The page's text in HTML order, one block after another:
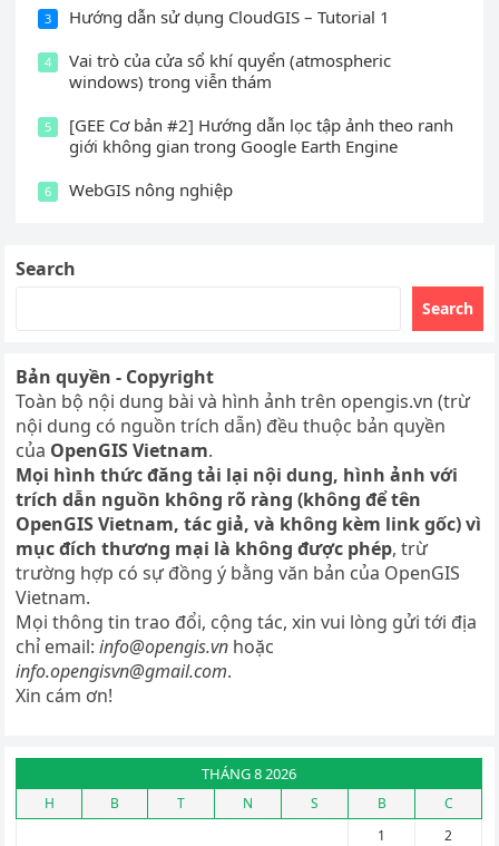
3 Hướng dẫn sử dụng CloudGIS – Tutorial 1
4
Vai trò của cửa sổ khí quyển (atmospheric
windows) trong viễn thám
5
[GEE Cơ bản #2] Hướng dẫn lọc tập ảnh theo ranh
giới không gian trong Google Earth Engine
6 WebGIS nông nghiệp
Search
Search
Bản quyền - Copyright
Toàn bộ nội dung bài và hình ảnh trên opengis.vn (trừ
nội dung có nguồn trích dẫn) đều thuộc bản quyền
của OpenGIS Vietnam.
Mọi hình thức đăng tải lại nội dung, hình ảnh với
trích dẫn nguồn không rõ ràng (không để tên
OpenGIS Vietnam, tác giả, và không kèm link gốc) vì
mục đích thương mại là không được phép, trừ
trường hợp có sự đồng ý bằng văn bản của OpenGIS
Vietnam.
Mọi thông tin trao đổi, cộng tác, xin vui lòng gửi tới địa
chỉ email:info@opengis.vn hoặc
info.opengisvn@gmail.com.
Xin cám ơn!
THÁNG 8 2026
H B T N S B
C
1
2